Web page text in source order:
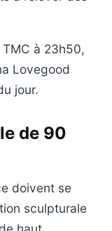
TMC à 23h50,
Lovegood
jour.
de 90
doivent se
sculpturale